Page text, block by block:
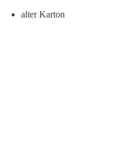
alter Karton